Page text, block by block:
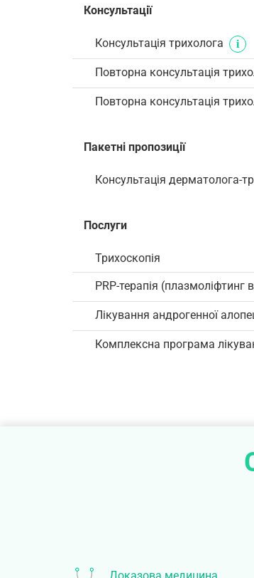
Консультації
Консультація трихолога
Повторна консультація
Повторна консультація
Пакетні пропозиції
Консультація дерматолога-
Послуги
Трихоскопія
PRP-терапія (плазмоліфтинг
Лікування андрогенної
Комплексна програма